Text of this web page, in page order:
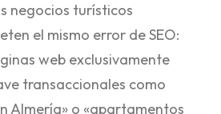
negocios turísticos
el mismo error de SEO:
web exclusivamente
transaccionales como
Almería» o «apartamentos